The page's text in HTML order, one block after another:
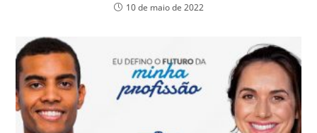
10 de maio de 2022